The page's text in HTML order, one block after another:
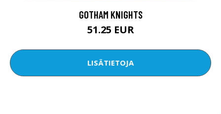
GOTHAM KNIGHTS
51.25 EUR
LISÄTIETOJA